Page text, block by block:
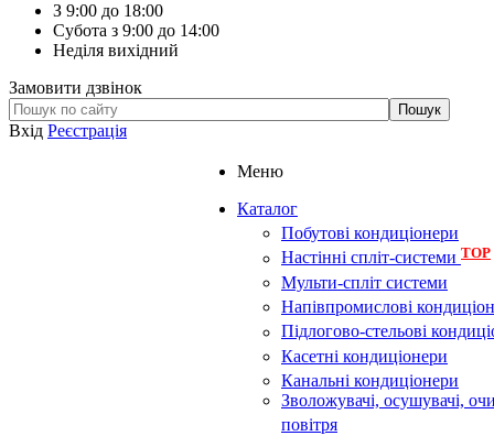
З 9:00 до 18:00
Субота з 9:00 до 14:00
Неділя вихідний
Замовити дзвінок
Вхід Реєстрація
Меню
Каталог
Побутові кондиціонери
Настінні спліт-системи TOP
Мульти-спліт системи
Напівпромислові
Підлогово-стельові
Касетні кондиціонери
Канальні кондиціонери
Зволожувачі, осушувачі,
повітря